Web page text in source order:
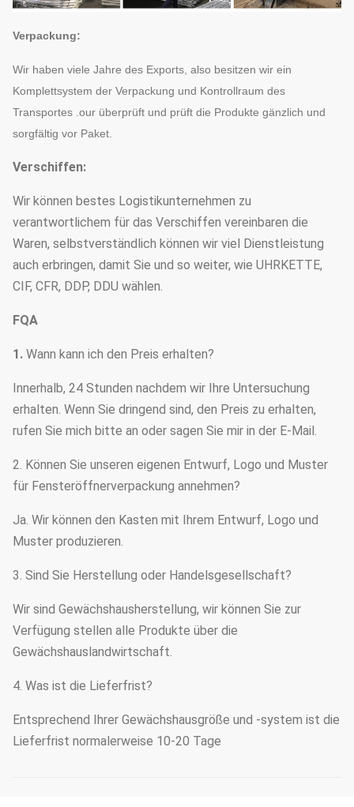
Verpackung:
Wir haben viele Jahre des Exports, also besitzen wir ein
Komplettsystem der Verpackung und Kontrollraum des
Transportes .our überprüft und prüft die Produkte gänzlich und
sorgfältig vor Paket.
Verschiffen:
Wir können bestes Logistikunternehmen zu
verantwortlichem für das Verschiffen vereinbaren die
Waren, selbstverständlich können wir viel Dienstleistung
auch erbringen, damit Sie und so weiter, wie UHRKETTE,
CIF, CFR, DDP, DDU wählen.
FQA
1. Wann kann ich den Preis erhalten?
Innerhalb, 24 Stunden nachdem wir Ihre Untersuchung
erhalten. Wenn Sie dringend sind, den Preis zu erhalten,
rufen Sie mich bitte an oder sagen Sie mir in der E-Mail.
2. Können Sie unseren eigenen Entwurf, Logo und Muster
für Fensteröffnerverpackung annehmen?
Ja. Wir können den Kasten mit Ihrem Entwurf, Logo und
Muster produzieren.
3. Sind Sie Herstellung oder Handelsgesellschaft?
Wir sind Gewächshausherstellung, wir können Sie zur
Verfügung stellen alle Produkte über die
Gewächshauslandwirtschaft.
4. Was ist die Lieferfrist?
Entsprechend Ihrer Gewächshausgröße und -system ist die
Lieferfrist normalerweise 10-20 Tage